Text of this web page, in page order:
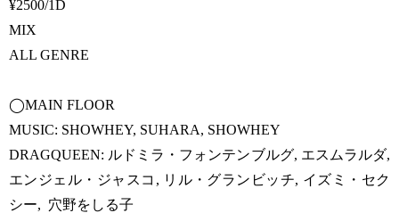
¥2500/1D
MIX
ALL GENRE
◯MAIN FLOOR
MUSIC: SHOWHEY, SUHARA, SHOWHEY
DRAGQUEEN: ルドミラ・フォンテンブルグ, エスムラルダ,
エンジェル・ジャスコ, リル・グランビッチ, イズミ・セク
シー, 穴野をしる子